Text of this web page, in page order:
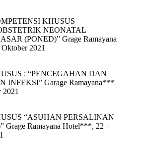
KHUSUS
NEONATAL
(PONED)” Grage Ramayana
2021
: “PENCEGAHAN DAN
INFEKSI” Garage Ramayana***
2021
“ASUHAN PERSALINAN
Grage Ramayana Hotel***, 22 –